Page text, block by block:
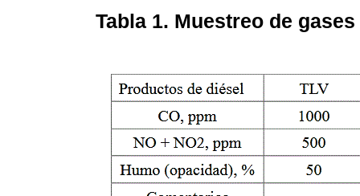
Tabla 1. Muestreo de